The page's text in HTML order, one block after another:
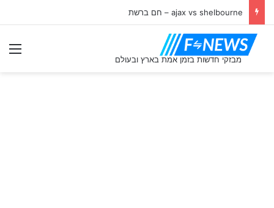
ajax vs shelbourne – חם ברשת